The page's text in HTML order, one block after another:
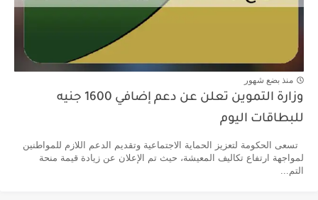
منذ بضع شهور
وزارة التموين تعلن عن دعم إضافي 1600 جنيه
للبطاقات اليوم
تسعى الحكومة لتعزيز الحماية الاجتماعية وتقديم الدعم اللازم للمواطنين
لمواجهة ارتفاع تكاليف المعيشة، حيث تم الإعلان عن زيادة قيمة منحة
التم...